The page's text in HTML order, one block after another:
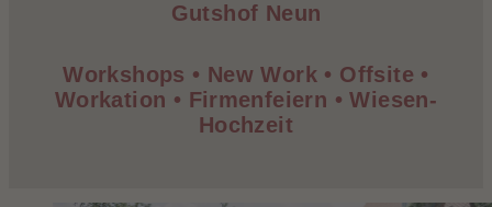
Gutshof Neun
Workshops • New Work • Offsite •
Workation • Firmenfeiern • Wiesen-
Hochzeit